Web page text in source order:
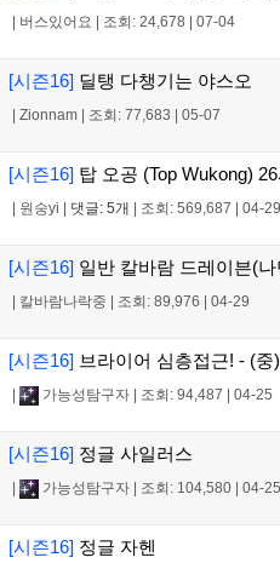
버스있어요 조회: 24,678 07-04
[시즌16] 딜탱 다챙기는 야스오
Zionnam 조회: 77,683 05-07
[시즌16] 탑 오공 (Top Wukong)
원숭yi 댓글: 5개 조회: 569,687 04-29
[시즌16] 일반 칼바람 드레이븐(
칼바람나락중 조회: 89,976 04-29
[시즌16] 브라이어 심층접근! - (중
가능성탐구자 조회: 94,487 04-25
[시즌16] 정글 사일러스
가능성탐구자 조회: 104,580 04-25
[시즌16] 정글 자헨